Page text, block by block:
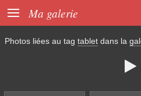
 Ma galerie
Photos liées au tag tablet dans la
